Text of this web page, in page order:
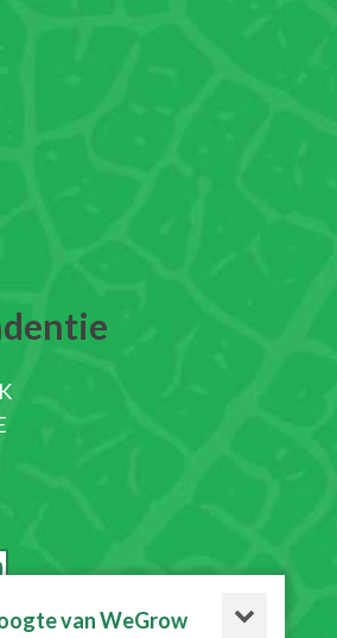
de nieuwsbrief
van WeGrow